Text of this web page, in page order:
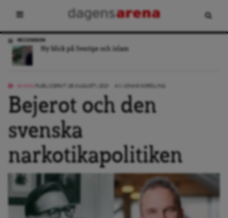
RECENSION
Ny blick på Sverige och islam
Bejerot och den
svenska
narkotikapolitiken